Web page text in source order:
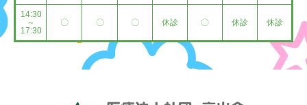
14:30
～
17:30
〇 〇 〇 休診 〇 休診 休診